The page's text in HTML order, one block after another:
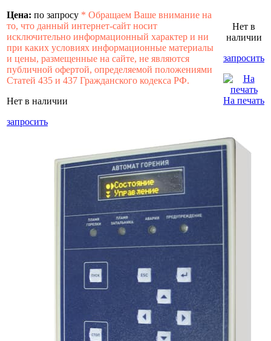
Цена: по запросу * Обращаем Ваше внимание на
то, что данный интернет-сайт носит
исключительно информационный характер и ни
при каких условиях информационные материалы
и цены, размещенные на сайте, не являются
публичной офертой, определяемой положениями
Статей 435 и 437 Гражданского кодекса РФ.
Нет в наличии
запросить
Нет в
наличии
запросить
На печать